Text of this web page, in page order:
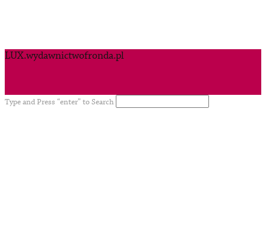
LUX.wydawnictwofronda.pl
Type and Press “enter” to Search